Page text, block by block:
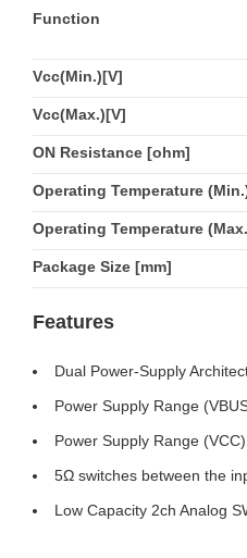
Function
Vcc(Min.)[V]
Vcc(Max.)[V]
ON Resistance [ohm]
Operating Temperature
Operating Temperature
Package Size [mm]
Features
Dual Power-Supply
Power Supply Range
Power Supply Range
5Ω switches between the
Low Capacity 2ch Analog